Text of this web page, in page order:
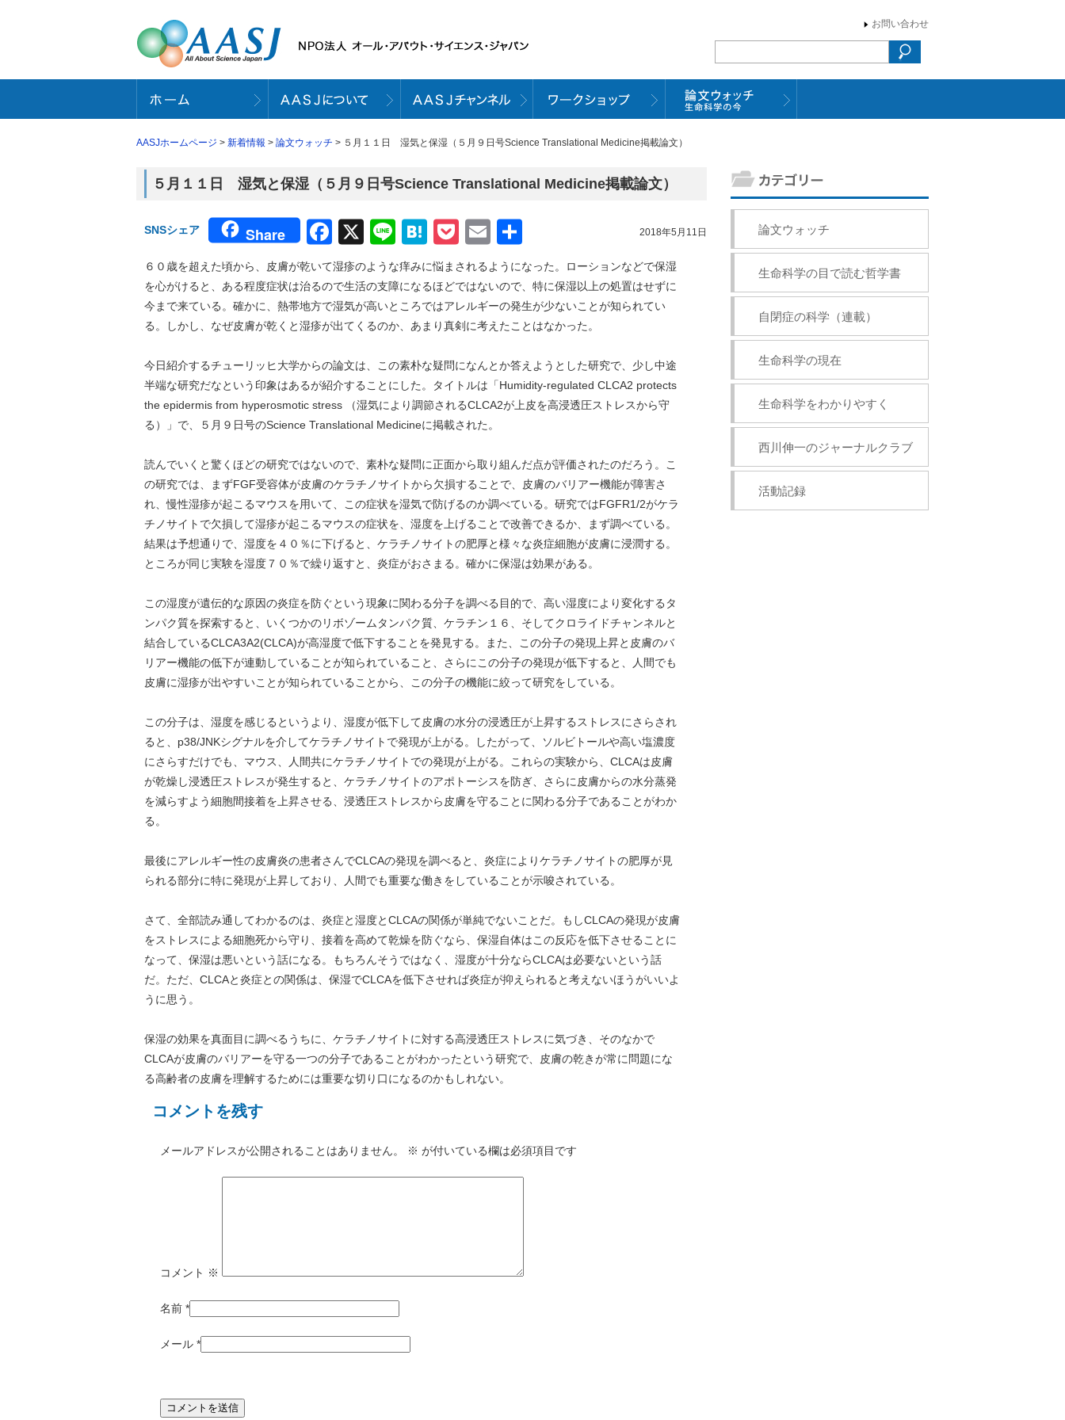
お問い合わせ
AASJホームページ > 新着情報 > 論文ウォッチ > ５月１１日 湿気と保湿（５月９日号Science Translational Medicine掲載論文）
５月１１日 湿気と保湿（５月９日号Science Translational Medicine掲載論文）
2018年5月11日
SNSシェア Share Facebook
X LineHatena
Pocket
Email
有
６０歳を超えた頃から、皮膚が乾いて湿疹のような痒みに悩まされるようになった。ローションなどで保湿
を心がけると、ある程度症状は治るので生活の支障になるほどではないので、特に保湿以上の処置はせずに
今まで来ている。確かに、熱帯地方で湿気が高いところではアレルギーの発生が少ないことが知られてい
る。しかし、なぜ皮膚が乾くと湿疹が出てくるのか、あまり真剣に考えたことはなかった。
今日紹介するチューリッヒ大学からの論文は、この素朴な疑問になんとか答えようとした研究で、少し中途
半端な研究だなという印象はあるが紹介することにした。タイトルは「Humidity-regulated CLCA2 protects
the epidermis from hyperosmotic stress （湿気により調節されるCLCA2が上皮を高浸透圧ストレスから守
る）」で、５月９日号のScience Translational Medicineに掲載された。
読んでいくと驚くほどの研究ではないので、素朴な疑問に正面から取り組んだ点が評価されたのだろう。こ
の研究では、まずFGF受容体が皮膚のケラチノサイトから欠損することで、皮膚のバリアー機能が障害さ
れ、慢性湿疹が起こるマウスを用いて、この症状を湿気で防げるのか調べている。研究ではFGFR1/2がケラ
チノサイトで欠損して湿疹が起こるマウスの症状を、湿度を上げることで改善できるか、まず調べている。
結果は予想通りで、湿度を４０％に下げると、ケラチノサイトの肥厚と様々な炎症細胞が皮膚に浸潤する。
ところが同じ実験を湿度７０％で繰り返すと、炎症がおさまる。確かに保湿は効果がある。
この湿度が遺伝的な原因の炎症を防ぐという現象に関わる分子を調べる目的で、高い湿度により変化するタ
ンパク質を探索すると、いくつかのリボゾームタンパク質、ケラチン１６、そしてクロライドチャンネルと
結合しているCLCA3A2(CLCA)が高湿度で低下することを発見する。また、この分子の発現上昇と皮膚のバ
リアー機能の低下が連動していることが知られていること、さらにこの分子の発現が低下すると、人間でも
皮膚に湿疹が出やすいことが知られていることから、この分子の機能に絞って研究をしている。
この分子は、湿度を感じるというより、湿度が低下して皮膚の水分の浸透圧が上昇するストレスにさらされ
ると、p38/JNKシグナルを介してケラチノサイトで発現が上がる。したがって、ソルビトールや高い塩濃度
にさらすだけでも、マウス、人間共にケラチノサイトでの発現が上がる。これらの実験から、CLCAは皮膚
が乾燥し浸透圧ストレスが発生すると、ケラチノサイトのアポトーシスを防ぎ、さらに皮膚からの水分蒸発
を減らすよう細胞間接着を上昇させる、浸透圧ストレスから皮膚を守ることに関わる分子であることがわか
る。
最後にアレルギー性の皮膚炎の患者さんでCLCAの発現を調べると、炎症によりケラチノサイトの肥厚が見
られる部分に特に発現が上昇しており、人間でも重要な働きをしていることが示唆されている。
さて、全部読み通してわかるのは、炎症と湿度とCLCAの関係が単純でないことだ。もしCLCAの発現が皮膚
をストレスによる細胞死から守り、接着を高めて乾燥を防ぐなら、保湿自体はこの反応を低下させることに
なって、保湿は悪いという話になる。もちろんそうではなく、湿度が十分ならCLCAは必要ないという話
だ。ただ、CLCAと炎症との関係は、保湿でCLCAを低下させれば炎症が抑えられると考えないほうがいいよ
うに思う。
保湿の効果を真面目に調べるうちに、ケラチノサイトに対する高浸透圧ストレスに気づき、そのなかで
CLCAが皮膚のバリアーを守る一つの分子であることがわかったという研究で、皮膚の乾きが常に問題にな
る高齢者の皮膚を理解するためには重要な切り口になるのかもしれない。
コメントを残す
メールアドレスが公開されることはありません。 ※ が付いている欄は必須項目です
コメント ※
名前 *
メール *
論文ウォッチ
生命科学の目で読む哲学書
自閉症の科学（連載）
生命科学の現在
生命科学をわかりやすく
西川伸一のジャーナルクラブ
活動記録